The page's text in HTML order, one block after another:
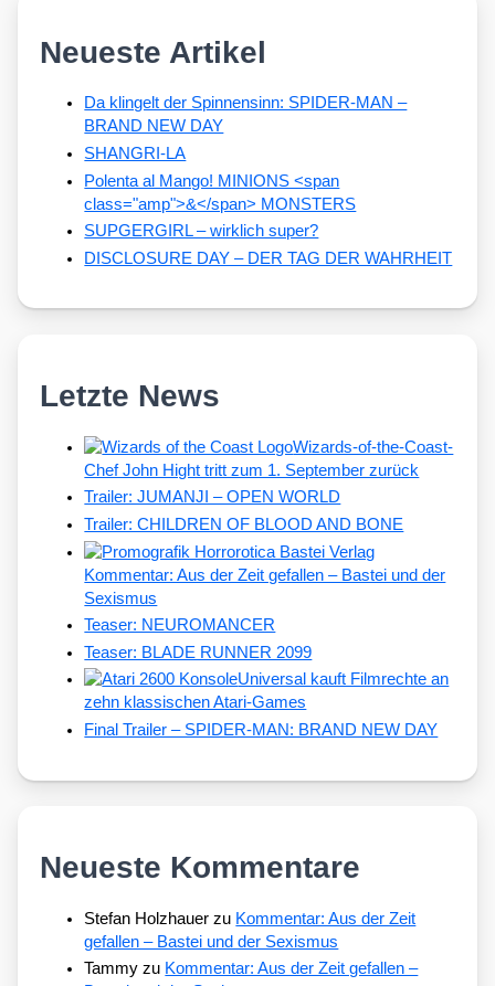
Neueste Artikel
Da klingelt der Spinnensinn: SPIDER-MAN –
BRAND NEW DAY
SHANGRI-LA
Polenta al Mango! MINIONS <span
class="amp">&</span> MONSTERS
SUPGERGIRL – wirklich super?
DISCLOSURE DAY – DER TAG DER WAHRHEIT
Letzte News
Wizards-of-the-Coast-
Chef John Hight tritt zum 1. September zurück
Trailer: JUMANJI – OPEN WORLD
Trailer: CHILDREN OF BLOOD AND BONE
Kommentar: Aus der Zeit gefallen – Bastei und der
Sexismus
Teaser: NEUROMANCER
Teaser: BLADE RUNNER 2099
Universal kauft Filmrechte an
zehn klassischen Atari-Games
Final Trailer – SPIDER-MAN: BRAND NEW DAY
Neueste Kommentare
Stefan Holzhauer zu Kommentar: Aus der Zeit
gefallen – Bastei und der Sexismus
Tammy zu Kommentar: Aus der Zeit gefallen –